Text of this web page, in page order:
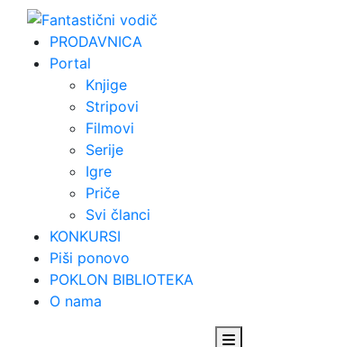
Skip
content
PRODAVNICA
Portal
Knjige
Stripovi
Filmovi
Serije
Igre
Priče
Svi članci
KONKURSI
Piši ponovo
POKLON BIBLIOTEKA
O nama